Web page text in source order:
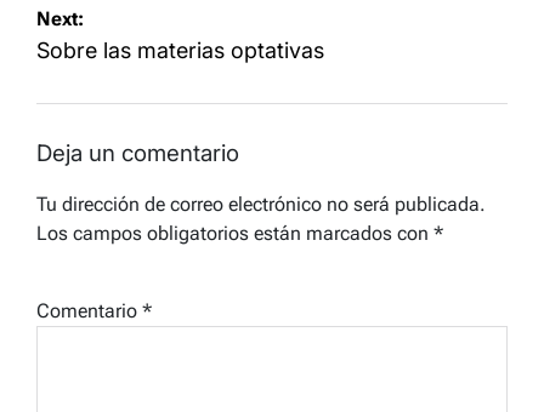
entradas
Next:
Sobre las materias optativas
Deja un comentario
Tu dirección de correo electrónico no será publicada.
Los campos obligatorios están marcados con *
Comentario *